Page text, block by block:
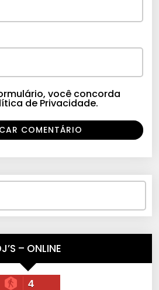
você concorda
de Privacidade.
– ONLINE
4